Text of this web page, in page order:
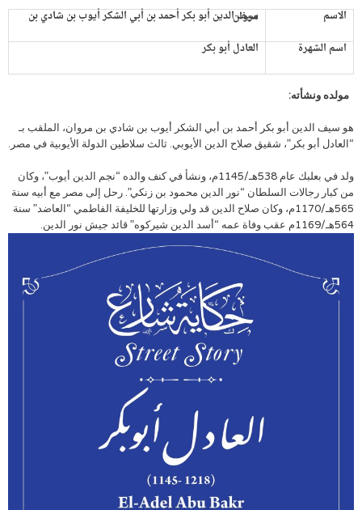
الاسم
سيف الدين أبو بكر أحمد بن أبي الشكر أيوب بن شادي بن مروان
اسم الشهرة
العادل أبو بكر
مولده ونشأته:
هو سيف الدين أبو بكر أحمد بن أبي الشكر أيوب بن شادي بن مروان، الملقب بـ
“العادل أبو بكر”، شقيق صلاح الدين الأيوبي. ثالث سلاطين الدولة الأيوبية في مصر.
ولد في بعلبك عام 538هـ/1145م، ونشأ في كنف والده “نجم الدين أيوب”، وكان
من كبار رجالات السلطان “نور الدين محمود بن زنكي”. رحل إلى مصر مع أبيه سنة
565هـ/1170م، وكان صلاح الدين قد ولي وزارتها للخليفة الفاطمي “العاضد” سنة
564هـ/1169م عقب وفاة عمه “أسد الدين شيركوه” قائد جيش نور الدين.